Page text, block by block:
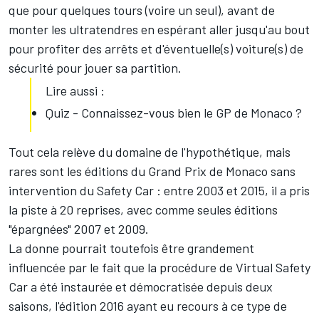
que pour quelques tours (voire un seul), avant de
monter les ultratendres en espérant aller jusqu'au bout
pour profiter des arrêts et d'éventuelle(s) voiture(s) de
sécurité pour jouer sa partition.
Lire aussi :
Quiz - Connaissez-vous bien le GP de Monaco ?
Tout cela relève du domaine de l'hypothétique, mais
rares sont les éditions du Grand Prix de Monaco sans
intervention du Safety Car : entre 2003 et 2015, il a pris
la piste à 20 reprises, avec comme seules éditions
"épargnées" 2007 et 2009.
La donne pourrait toutefois être grandement
influencée par le fait que la procédure de Virtual Safety
Car a été instaurée et démocratisée depuis deux
saisons, l'édition 2016 ayant eu recours à ce type de